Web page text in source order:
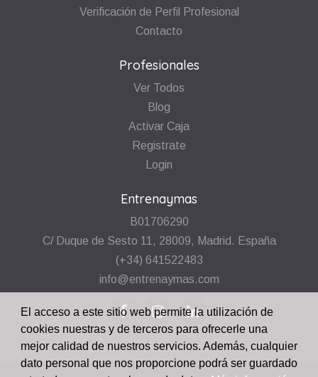
Verificación de Perfil Profesional
Contacto
Profesionales
Ver Todos
Blog
Activar Caja
Registrate
Login
Entrenaymas
B01706290
C/ Duque de Sesto 11, 28009, Madrid. España
(+34) 641522483
info@entrenaymas.com
El acceso a este sitio web permite la utilización de
cookies nuestras y de terceros para ofrecerle una
mejor calidad de nuestros servicios. Además, cualquier
dato personal que nos proporcione podrá ser guardado